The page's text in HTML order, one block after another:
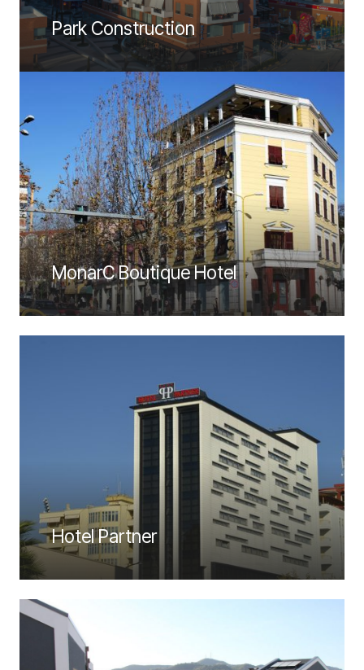
Park Construction
MonarC Boutique Hotel
Hotel Partner